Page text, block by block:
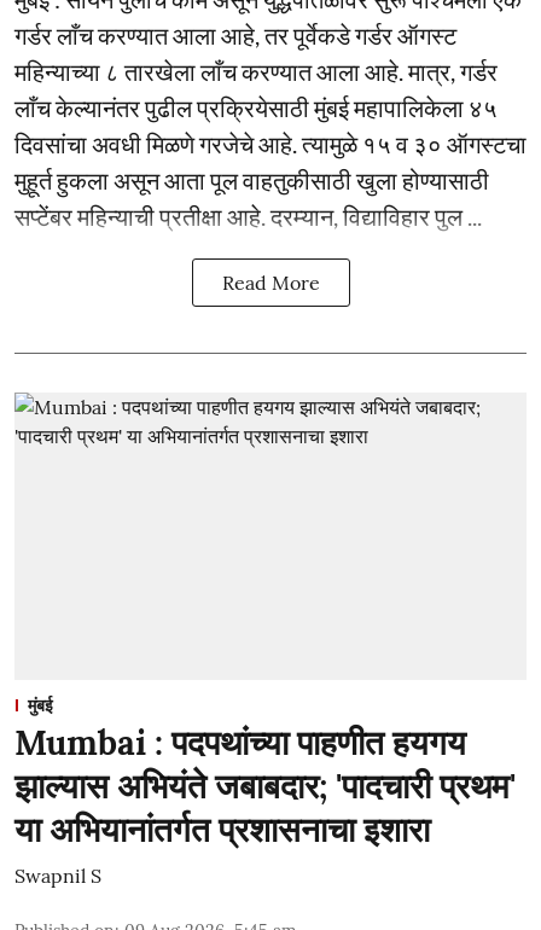
गर्डर लाँच करण्यात आला आहे, तर पूर्वेकडे गर्डर ऑगस्ट
महिन्याच्या ८ तारखेला लाँच करण्यात आला आहे. मात्र, गर्डर
लाँच केल्यानंतर पुढील प्रक्रियेसाठी मुंबई महापालिकेला ४५
दिवसांचा अवधी मिळणे गरजेचे आहे. त्यामुळे १५ व ३० ऑगस्टचा
मुहूर्त हुकला असून आता पूल वाहतुकीसाठी खुला होण्यासाठी
सप्टेंबर महिन्याची प्रतीक्षा आहे. दरम्यान, विद्याविहार पुल ...
Read More
मुंबई
Mumbai : पदपथांच्या पाहणीत हयगय
झाल्यास अभियंते जबाबदार; 'पादचारी प्रथम'
या अभियानांतर्गत प्रशासनाचा इशारा
Swapnil S